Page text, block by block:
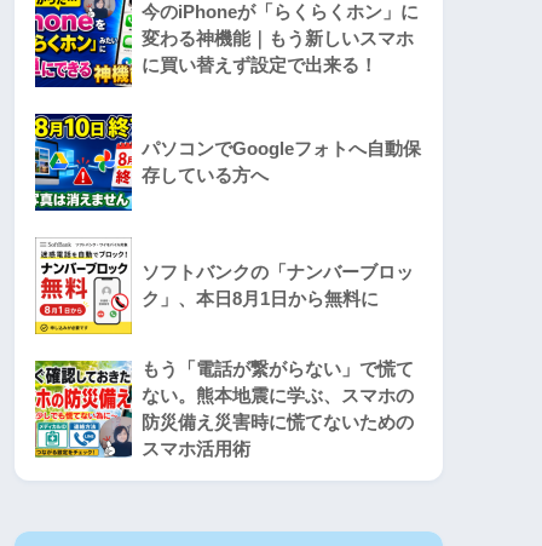
今のiPhoneが「らくらくホン」に
変わる神機能｜もう新しいスマホ
に買い替えず設定で出来る！
パソコンでGoogleフォトへ自動保
存している方へ
ソフトバンクの「ナンバーブロッ
ク」、本日8月1日から無料に
もう「電話が繋がらない」で慌て
ない。熊本地震に学ぶ、スマホの
防災備え災害時に慌てないための
スマホ活用術